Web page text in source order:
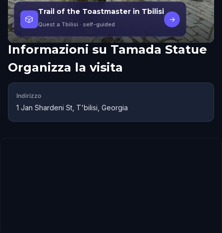
🎲
Trail of the Toastmaster in Tbilisi
Quest a Tbilisi · self-guided
→
Informazioni su Tamada Statue
Organizza la visita
Indirizzo
1 Jan Shardeni St, T'bilisi, Georgia